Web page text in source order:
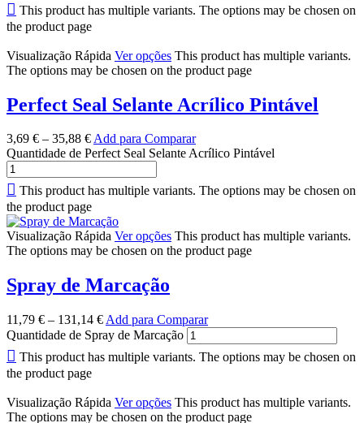
This product has multiple variants. The options may be chosen on
the product page
Visualização Rápida Ver opções This product has multiple variants.
The options may be chosen on the product page
Perfect Seal Selante Acrílico Pintável
3,69 € – 35,88 €Add para Comparar
Quantidade de Perfect Seal Selante Acrílico Pintável
This product has multiple variants. The options may be chosen on
the product page
Visualização Rápida Ver opções This product has multiple variants.
The options may be chosen on the product page
Spray de Marcação
11,79 € – 131,14 € Add para Comparar
Quantidade de Spray de Marcação
This product has multiple variants. The options may be chosen on
the product page
Visualização Rápida Ver opções This product has multiple variants.
The options may be chosen on the product page